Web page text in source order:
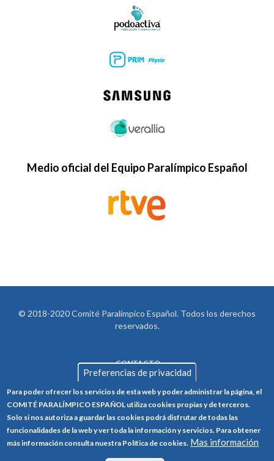
Medio oficial del Equipo Paralímpico Español
© 2018-2020 Comité Paralímpico Español. Todos los derechos
reservados.
FOOTER
CONTACTO
POLÍTICA DE PRIVACIDAD
POLÍTICA DE COOKIES
CANAL ÉTICO
Preferencias de privacidad
Para poder ofrecer los servicios de esta web y poder administrar la página, el
COMITÉ PARALÍMPICO ESPAÑOL utiliza cookies propias y de terceros.
Solo si nos autoriza a guardar las cookies podrá disfrutar de todas las
funcionalidades de la web y ver toda la información y servicios. Para obtener
más información consulta nuestra Política de cookies. Mas información